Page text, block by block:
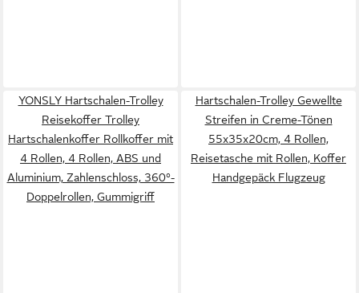
YONSLY Hartschalen-Trolley
Reisekoffer Trolley
Hartschalenkoffer Rollkoffer mit
4 Rollen, 4 Rollen, ABS und
Aluminium, Zahlenschloss, 360°-
Doppelrollen, Gummigriff
Hartschalen-Trolley Gewellte
Streifen in Creme-Tönen
55x35x20cm, 4 Rollen,
Reisetasche mit Rollen, Koffer
Handgepäck Flugzeug